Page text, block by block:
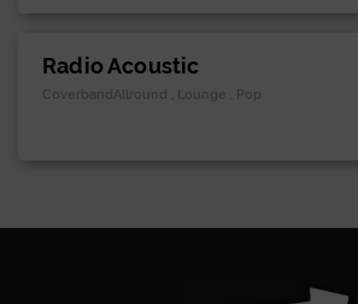
Radio Acoustic
CoverbandAllround , Lounge , Pop